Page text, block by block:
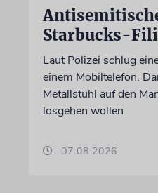
Starbucks-
Laut Polizei schlug
einem Mobiltelefon.
Metallstuhl auf den
losgehen wollen
07.08.2026